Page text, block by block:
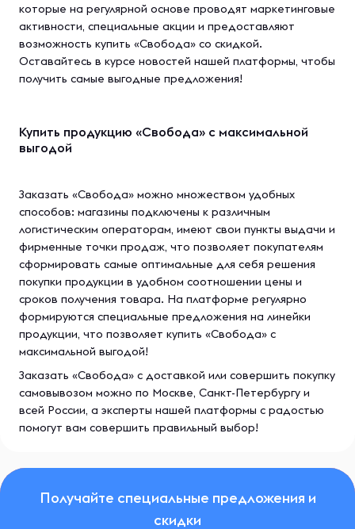
которые на регулярной основе проводят маркетинговые
активности, специальные акции и предоставляют
возможность купить «Свобода» со скидкой.
Оставайтесь в курсе новостей нашей платформы, чтобы
получить самые выгодные предложения!
Купить продукцию «Свобода» с максимальной
выгодой
Заказать «Свобода» можно множеством удобных
способов: магазины подключены к различным
логистическим операторам, имеют свои пункты выдачи и
фирменные точки продаж, что позволяет покупателям
сформировать самые оптимальные для себя решения
покупки продукции в удобном соотношении цены и
сроков получения товара. На платформе регулярно
формируются специальные предложения на линейки
продукции, что позволяет купить «Свобода» с
максимальной выгодой!
Заказать «Свобода» с доставкой или совершить покупку
самовывозом можно по Москве, Санкт-Петербургу и
всей России, а эксперты нашей платформы с радостью
помогут вам совершить правильный выбор!
Получайте специальные предложения и
скидки